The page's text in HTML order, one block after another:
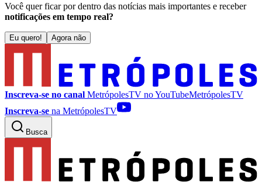
Você quer ficar por dentro das notícias mais importantes e receber
notificações em tempo real?
Eu quero! Agora não
Inscreva-se no canal MetrópolesTV noYouTubeMetrópolesTV
Inscreva-se na MetrópolesTV
Busca